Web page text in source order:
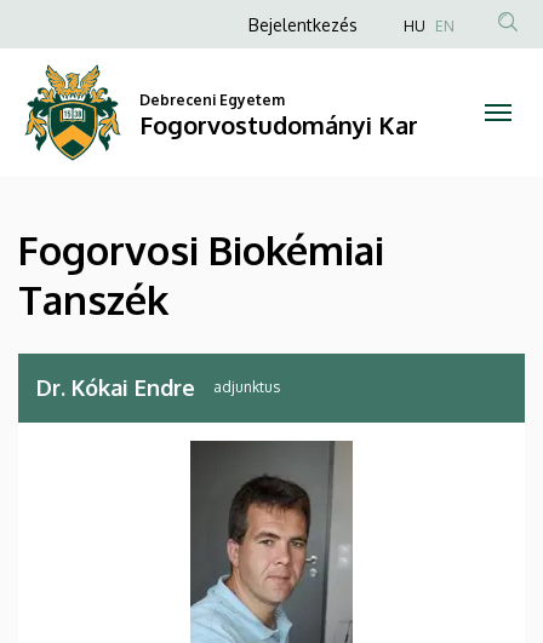
Biokémiai
Tanszék
Fogorvostudományi
Kar
a
tartalomra
Anonim
fiók
menüje
Bejelentkezés HU EN
Debreceni Egyetem
Fogorvostudományi Kar
Fogorvosi Biokémiai
Tanszék
Dr. Kókai Endre adjunktus